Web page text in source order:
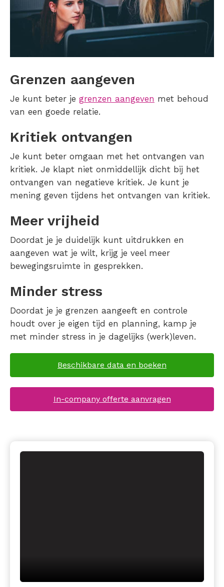
Grenzen aangeven
Je kunt beter je grenzen aangeven met behoud
van een goede relatie.
Kritiek ontvangen
Je kunt beter omgaan met het ontvangen van
kritiek. Je klapt niet onmiddellijk dicht bij het
ontvangen van negatieve kritiek. Je kunt je
mening geven tijdens het ontvangen van kritiek.
Meer vrijheid
Doordat je je duidelijk kunt uitdrukken en
aangeven wat je wilt, krijg je veel meer
bewegingsruimte in gesprekken.
Minder stress
Doordat je je grenzen aangeeft en controle
houdt over je eigen tijd en planning, kamp je
met minder stress in je dagelijks (werk)leven.
Beschikbare data en boeken
In-company offerte aanvragen